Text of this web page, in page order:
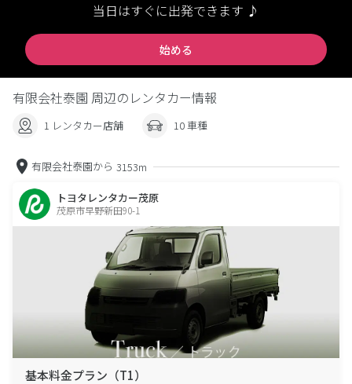
当日はすぐに出発できます ♪
始める
有限会社泰園 周辺のレンタカー情報
1 レンタカー店舗 10 車種
有限会社泰園から 3153m
トヨタレンタカー茂原
茂原市早野新田90-1
基本料金プラン（T1）